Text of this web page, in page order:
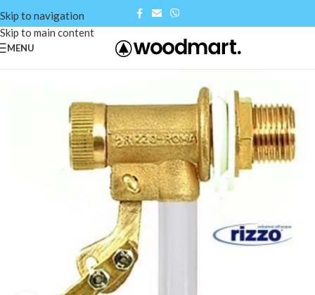
Skip to navigation
Skip to main content
MENU